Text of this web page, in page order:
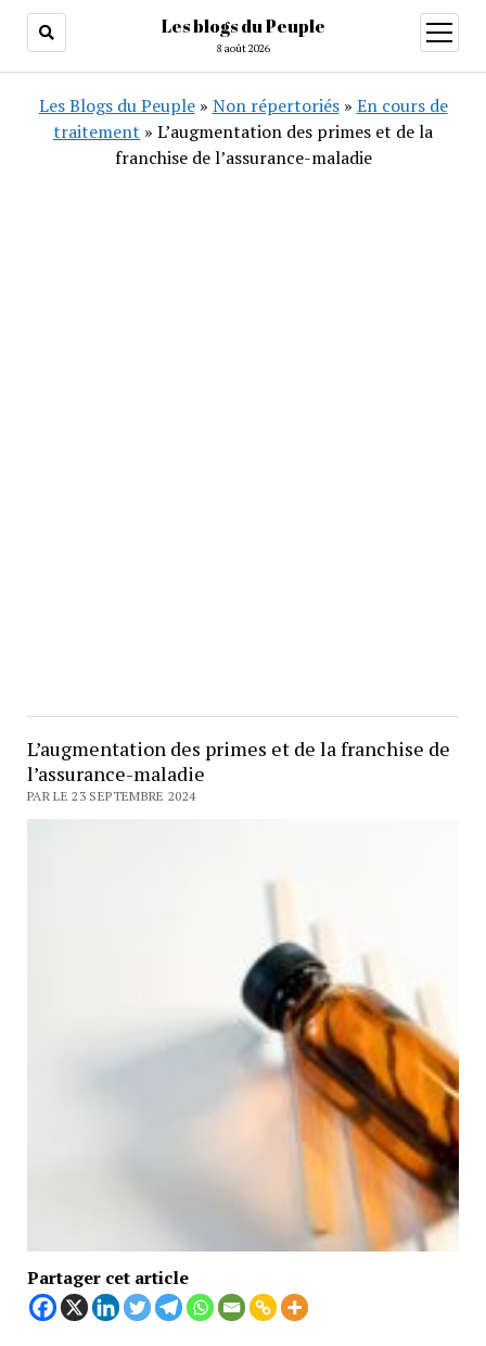
Les blogs du Peuple
8 août 2026
ouvrir
menu
Les Blogs du Peuple» Non répertoriés» En cours de
traitement » L’augmentation des primes et de la
franchise de l’assurance-maladie
L’augmentation des primes et de la franchise de
l’assurance-maladie
PAR LE 23 SEPTEMBRE 2024
Partager cet article